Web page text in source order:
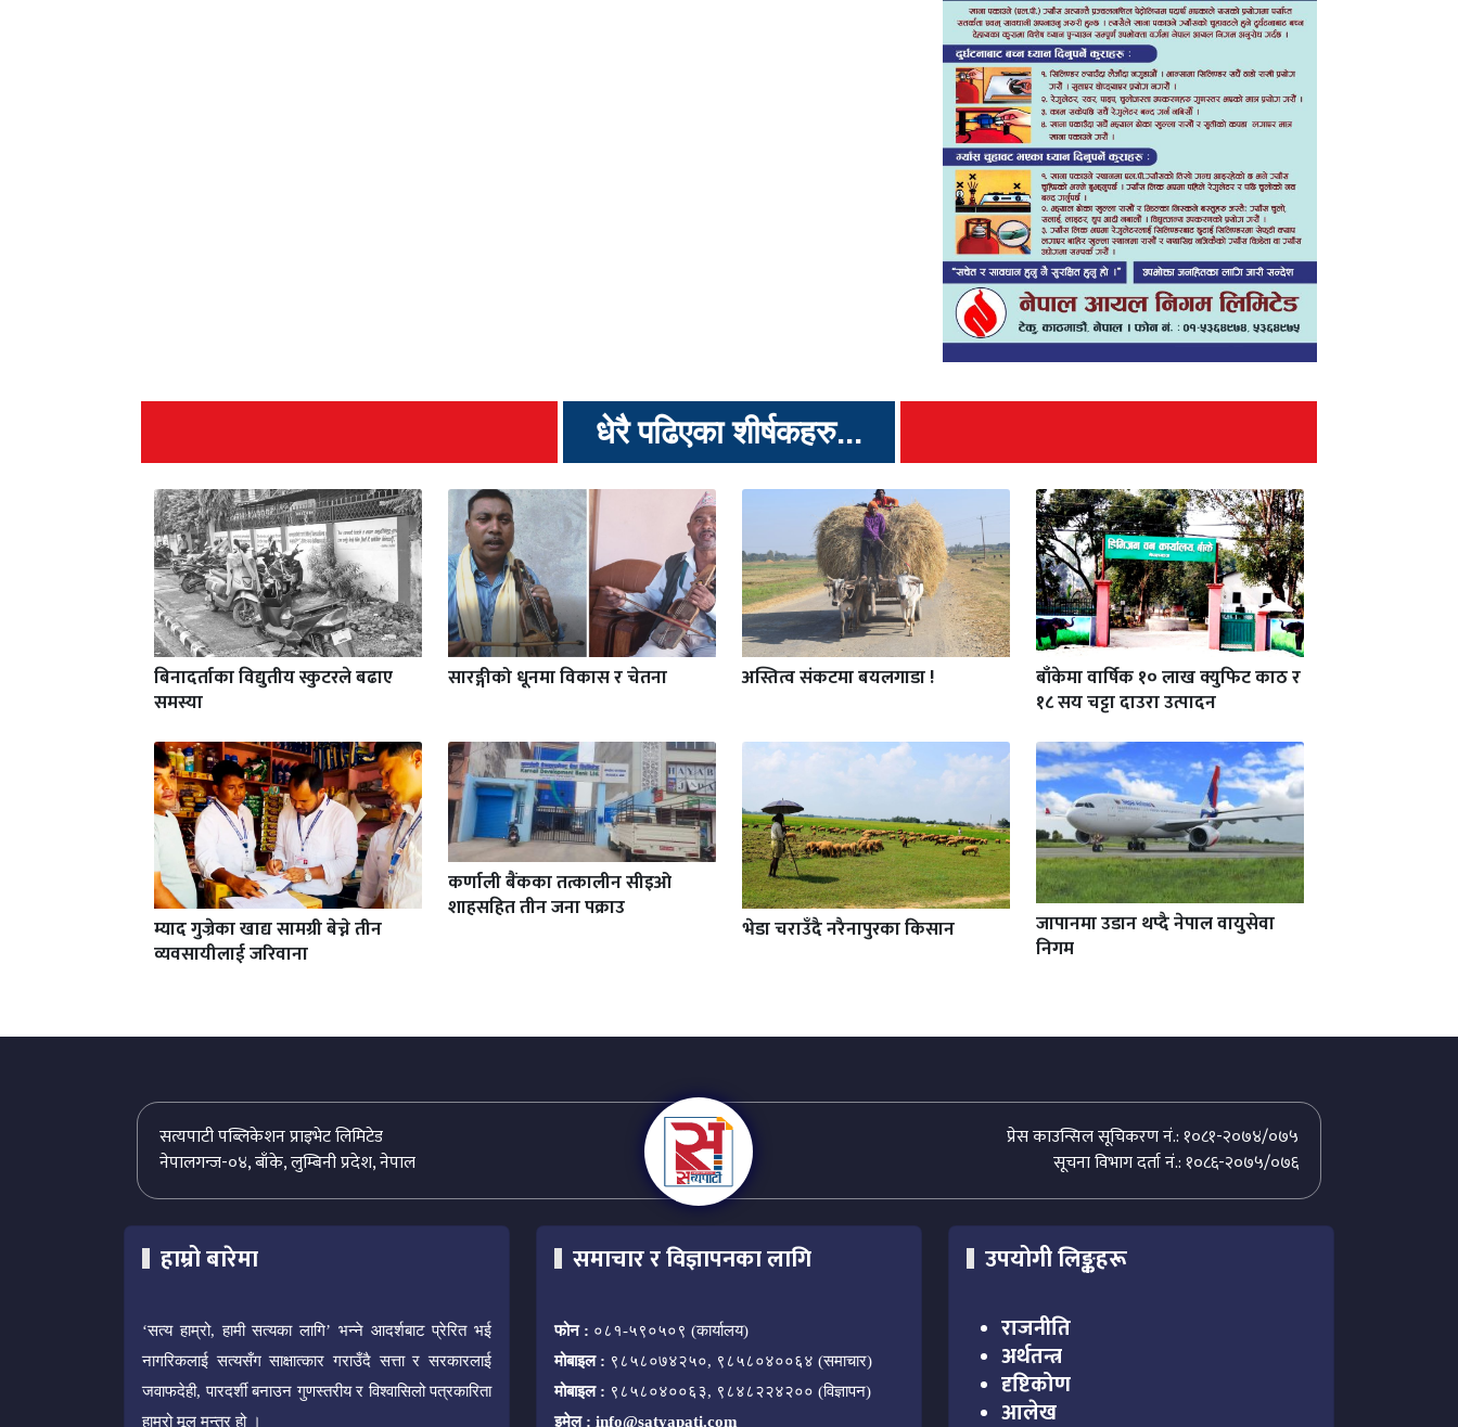
धेरै पढिएका शीर्षकहरु...
बिनादर्ताका विद्युतीय स्कुटरले बढाए
समस्या
सारङ्गीको धूनमा विकास र चेतना अस्तित्व संकटमा बयलगाडा !
बाँकेमा वार्षिक १० लाख क्युफिट काठ र
१८ सय चट्टा दाउरा उत्पादन
म्याद गुज्रेका खाद्य सामग्री बेच्ने तीन
व्यवसायीलाई जरिवाना
कर्णाली बैंकका तत्कालीन सीइओ
शाहसहित तीन जना पक्राउ
भेडा चराउँदै नरैनापुरका किसान
जापानमा उडान थप्दै नेपाल वायुसेवा
निगम
प्रेस काउन्सिल सूचिकरण नं.: १०८१-२०७४/०७५
सत्यपाटी पब्लिकेशन प्राइभेट लिमिटेड
सूचना विभाग दर्ता नं.: १०८६-२०७५/०७६
नेपालगन्ज-०४, बाँके, लुम्बिनी प्रदेश, नेपाल
हाम्रो बारेमा
‘सत्य हाम्रो, हामी सत्यका लागि’ भन्ने आदर्शबाट प्रेरित भई
नागरिकलाई सत्यसँग साक्षात्कार गराउँदै सत्ता र सरकारलाई
जवाफदेही, पारदर्शी बनाउन गुणस्तरीय र विश्वासिलो पत्रकारिता
हाम्रो मूल मन्त्र हो ।
समाचार र विज्ञापनका लागि
फोन : ०८१-५९०५०९ (कार्यालय)
मोबाइल : ९८५८०७४२५०, ९८५८०४००६४ (समाचार)
मोबाइल : ९८५८०४००६३, ९८४८२२४२०० (विज्ञापन)
इमेल : info@satyapati.com
उपयोगी लिङ्कहरू
राजनीति
अर्थतन्त्र
दृष्टिकोण
आलेख